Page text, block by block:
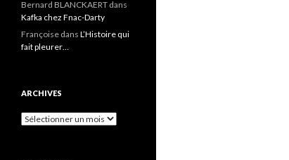
Bernard BLANCKAERT dans
Kafka chez Fnac-Darty
Françoise dans L’Histoire qui
fait pleurer…
ARCHIVES
Archives